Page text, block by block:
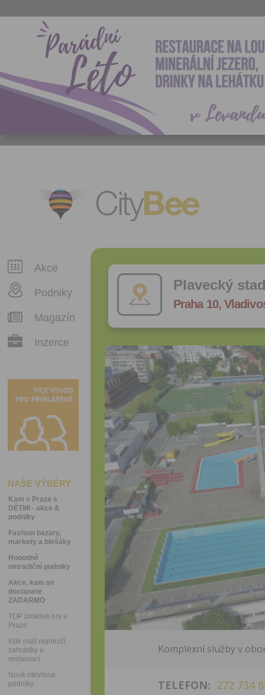
CityBee
Akce
Podniky
Magazín
Inzerce
NAŠE VÝBĚRY
Kam v Praze s
DĚTMI - akce &
podniky
Fashion bazary,
markety a blešáky
Hooodně
netradiční podniky
Akce, kam se
dostanete
ZADARMO
TOP únikové hry v
Praze
Kde najít nejhezčí
zahrádky u
restaurací
Nově otevřené
podniky
Plavecký
Praha 10,
Komplexní služby v
TELEFON: 272 734